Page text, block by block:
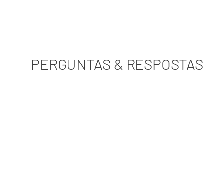
PERGUNTAS & RESPOSTAS